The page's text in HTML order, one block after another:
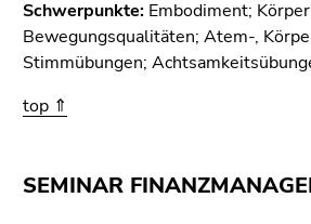
Schwerpunkte: Embodiment;
Bewegungsqualitäten; Atem-,
Stimmübungen;
top ⇑
SEMINAR